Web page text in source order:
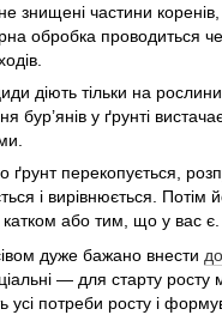
знищені частини
обробка проводиться
діють тільки на
бур’янів у ґрунті
ґрунт перекопується,
і вирівнюється. Потім
катком або тим, що у вас є.
дуже бажано внести
— для старту росту
усі потреби росту і